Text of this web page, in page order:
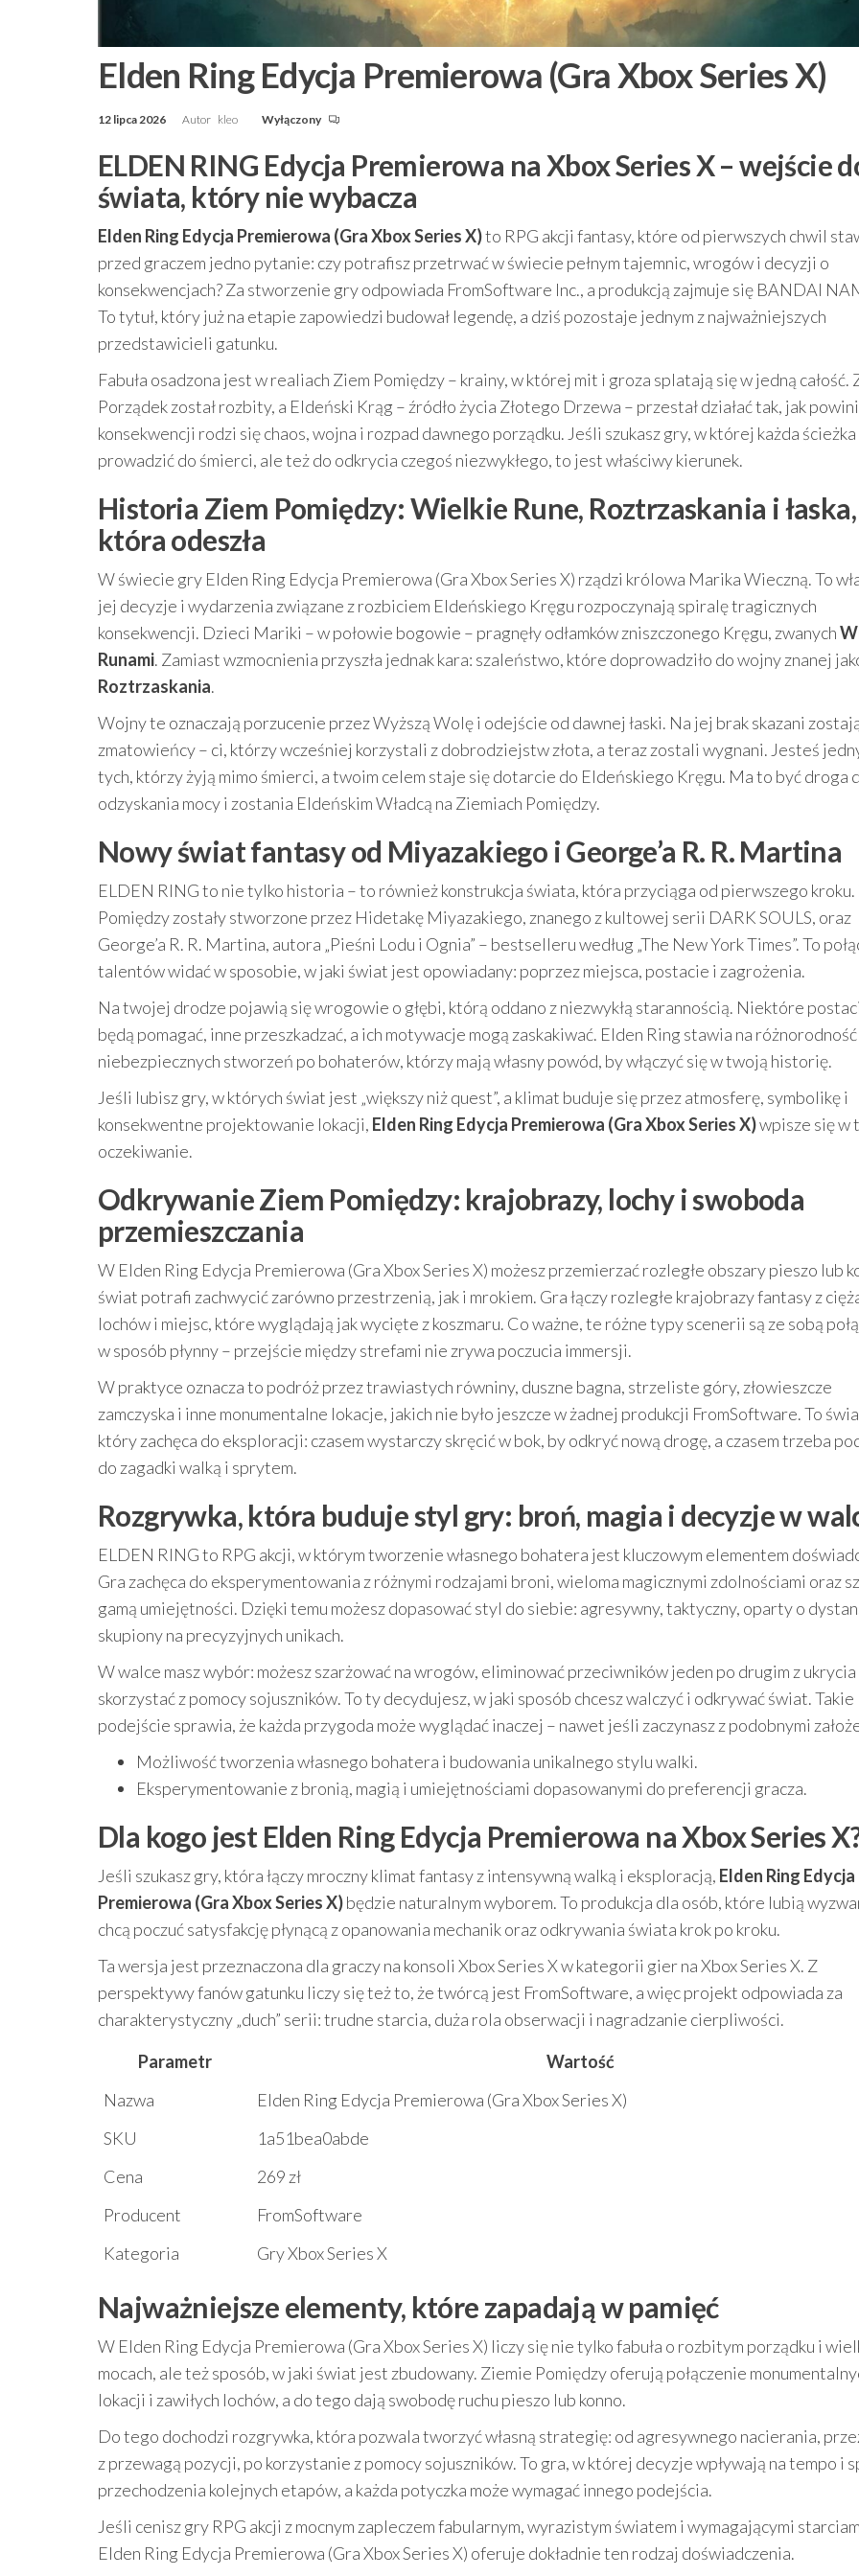
Elden Ring Edycja Premierowa (Gra Xbox Series X)
12 lipca 2026 Autor kleo Wyłączony
ELDEN RING Edycja Premierowa na Xbox Series X – wejście
świata, który nie wybacza
Elden Ring Edycja Premierowa (Gra Xbox Series X)to RPG akcji fantasy, które od pierwszych chwil
przed graczem jedno pytanie: czy potrafisz przetrwać w świecie pełnym tajemnic, wrogów i decyzji o
konsekwencjach? Za stworzenie gry odpowiada FromSoftware Inc., a produkcją zajmuje się BANDAI
To tytuł, który już na etapie zapowiedzi budował legendę, a dziś pozostaje jednym z najważniejszych
przedstawicieli gatunku.
Fabuła osadzona jest w realiach Ziem Pomiędzy – krainy, w której mit i groza splatają się w jedną całość.
Porządek został rozbity, a Eldeński Krąg – źródło życia Złotego Drzewa – przestał działać tak, jak
konsekwencji rodzi się chaos, wojna i rozpad dawnego porządku. Jeśli szukasz gry, w której każda ścieżka
prowadzić do śmierci, ale też do odkrycia czegoś niezwykłego, to jest właściwy kierunek.
Historia Ziem Pomiędzy: Wielkie Rune, Roztrzaskania i łaska,
która odeszła
W świecie gry Elden Ring Edycja Premierowa (Gra Xbox Series X) rządzi królowa Marika Wieczną. To
jej decyzje i wydarzenia związane z rozbiciem Eldeńskiego Kręgu rozpoczynają spiralę tragicznych
konsekwencji. Dzieci Mariki – w połowie bogowie – pragnęły odłamków zniszczonego Kręgu, zwanych
Runami. Zamiast wzmocnienia przyszła jednak kara: szaleństwo, które doprowadziło do wojny znanej
Roztrzaskania.
Wojny te oznaczają porzucenie przez Wyższą Wolę i odejście od dawnej łaski. Na jej brak skazani
zmatowieńcy – ci, którzy wcześniej korzystali z dobrodziejstw złota, a teraz zostali wygnani. Jesteś
tych, którzy żyją mimo śmierci, a twoim celem staje się dotarcie do Eldeńskiego Kręgu. Ma to być droga
odzyskania mocy i zostania Eldeńskim Władcą na Ziemiach Pomiędzy.
Nowy świat fantasy od Miyazakiego i George’a R. R. Martina
ELDEN RING to nie tylko historia – to również konstrukcja świata, która przyciąga od pierwszego
Pomiędzy zostały stworzone przez Hidetakę Miyazakiego, znanego z kultowej serii DARK SOULS, oraz
George’a R. R. Martina, autora „Pieśni Lodu i Ognia” – bestselleru według „The New York Times”. To
talentów widać w sposobie, w jaki świat jest opowiadany: poprzez miejsca, postacie i zagrożenia.
Na twojej drodze pojawią się wrogowie o głębi, którą oddano z niezwykłą starannością. Niektóre
będą pomagać, inne przeszkadzać, a ich motywacje mogą zaskakiwać. Elden Ring stawia na
niebezpiecznych stworzeń po bohaterów, którzy mają własny powód, by włączyć się w twoją historię.
Jeśli lubisz gry, w których świat jest „większy niż quest”, a klimat buduje się przez atmosferę, symbolikę i
konsekwentne projektowanie lokacji, Elden Ring Edycja Premierowa (Gra Xbox Series X)wpisze się w
oczekiwanie.
Odkrywanie Ziem Pomiędzy: krajobrazy, lochy i swoboda
przemieszczania
W Elden Ring Edycja Premierowa (Gra Xbox Series X) możesz przemierzać rozległe obszary pieszo lub
świat potrafi zachwycić zarówno przestrzenią, jak i mrokiem. Gra łączy rozległe krajobrazy fantasy z
lochów i miejsc, które wyglądają jak wycięte z koszmaru. Co ważne, te różne typy scenerii są ze sobą
w sposób płynny – przejście między strefami nie zrywa poczucia immersji.
W praktyce oznacza to podróż przez trawiastych równiny, duszne bagna, strzeliste góry, złowieszcze
zamczyska i inne monumentalne lokacje, jakich nie było jeszcze w żadnej produkcji FromSoftware. To
który zachęca do eksploracji: czasem wystarczy skręcić w bok, by odkryć nową drogę, a czasem trzeba
do zagadki walką i sprytem.
Rozgrywka, która buduje styl gry: broń, magia i decyzje w
ELDEN RING to RPG akcji, w którym tworzenie własnego bohatera jest kluczowym elementem
Gra zachęca do eksperymentowania z różnymi rodzajami broni, wieloma magicznymi zdolnościami oraz
gamą umiejętności. Dzięki temu możesz dopasować styl do siebie: agresywny, taktyczny, oparty o
skupiony na precyzyjnych unikach.
W walce masz wybór: możesz szarżować na wrogów, eliminować przeciwników jeden po drugim z
skorzystać z pomocy sojuszników. To ty decydujesz, w jaki sposób chcesz walczyć i odkrywać świat. Takie
podejście sprawia, że każda przygoda może wyglądać inaczej – nawet jeśli zaczynasz z podobnymi
Możliwość tworzenia własnego bohatera i budowania unikalnego stylu walki.
Eksperymentowanie z bronią, magią i umiejętnościami dopasowanymi do preferencji gracza.
Dla kogo jest Elden Ring Edycja Premierowa na Xbox Series
Jeśli szukasz gry, która łączy mroczny klimat fantasy z intensywną walką i eksploracją, Elden Ring Edycja
Premierowa (Gra Xbox Series X)będzie naturalnym wyborem. To produkcja dla osób, które lubią
chcą poczuć satysfakcję płynącą z opanowania mechanik oraz odkrywania świata krok po kroku.
Ta wersja jest przeznaczona dla graczy na konsoli Xbox Series X w kategorii gier na Xbox Series X. Z
perspektywy fanów gatunku liczy się też to, że twórcą jest FromSoftware, a więc projekt odpowiada za
charakterystyczny „duch” serii: trudne starcia, duża rola obserwacji i nagradzanie cierpliwości.
Parametr
Wartość
Nazwa
Elden Ring Edycja Premierowa (Gra Xbox Series X)
SKU
1a51bea0abde
Cena
269 zł
Producent
FromSoftware
Kategoria
Gry Xbox Series X
Najważniejsze elementy, które zapadają w pamięć
W Elden Ring Edycja Premierowa (Gra Xbox Series X) liczy się nie tylko fabuła o rozbitym porządku i
mocach, ale też sposób, w jaki świat jest zbudowany. Ziemie Pomiędzy oferują połączenie
lokacji i zawiłych lochów, a do tego dają swobodę ruchu pieszo lub konno.
Do tego dochodzi rozgrywka, która pozwala tworzyć własną strategię: od agresywnego nacierania,
z przewagą pozycji, po korzystanie z pomocy sojuszników. To gra, w której decyzje wpływają na tempo i
przechodzenia kolejnych etapów, a każda potyczka może wymagać innego podejścia.
Jeśli cenisz gry RPG akcji z mocnym zapleczem fabularnym, wyrazistym światem i wymagającymi
Elden Ring Edycja Premierowa (Gra Xbox Series X) oferuje dokładnie ten rodzaj doświadczenia.